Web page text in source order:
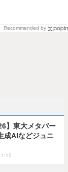
Recommended by
】東大メタバー
成AIなどジュニ